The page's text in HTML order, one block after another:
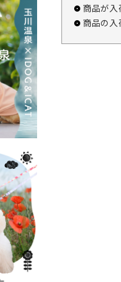
商品が入
商品の入